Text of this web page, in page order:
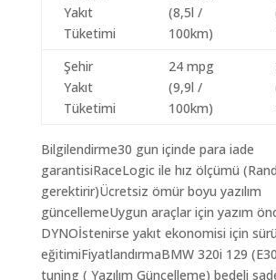
Yakıt
Tüketimi
(8,5l /
100km)
Şehir
Yakıt
Tüketimi
24 mpg
(9,9l /
100km)
Bilgilendirme30 gun içinde para iade
garantisiRaceLogic ile hız ölçümü
gerektirir)Ücretsiz ömür boyu yazılım
güncellemeUygun araçlar için yazım
DYNOİstenirse yakıt ekonomisi için
eğitimiFiyatlandırmaBMW 320i 129
tuning ( Yazılım Güncelleme) bedeli